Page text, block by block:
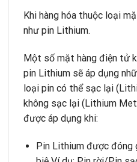
Khi hàng hóa thuộc loại
như pin Lithium.
Một số mặt hàng điện tử
pin Lithium sẽ áp dụng
loại pin có thể sạc lại
không sạc lại (Lithium
được áp dụng khi:
Pin Lithium được đóng